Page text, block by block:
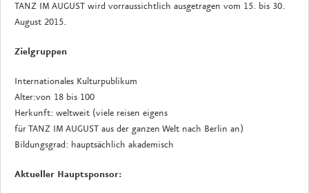
TANZ IM AUGUST wird vorraussichtlich ausgetragen vom 15. bis 30.
August 2015.
Zielgruppen
Internationales Kulturpublikum
Alter:von 18 bis 100
Herkunft: weltweit (viele reisen eigens
für TANZ IM AUGUST aus der ganzen Welt nach Berlin an)
Bildungsgrad: hauptsächlich akademisch
Aktueller Hauptsponsor: